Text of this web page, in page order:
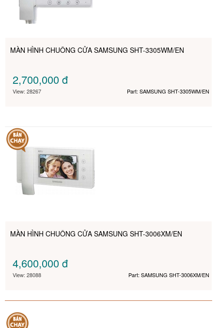
MÀN HÌNH CHUÔNG CỬA SAMSUNG SHT-3305WM/EN
2,700,000đ
View: 28267 Part: SAMSUNG SHT-3305WM/EN
MÀN HÌNH CHUÔNG CỬA SAMSUNG SHT-3006XM/EN
4,600,000đ
View: 28088 Part: SAMSUNG SHT-3006XM/EN